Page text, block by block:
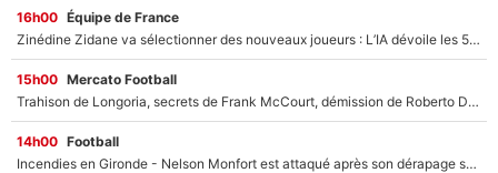
16h00 Équipe de France
Zinédine Zidane va sélectionner des nouveaux joueurs : L’IA dévoile les 5 cracks qui pourraient rapidement le rejoindre en équipe de France !
15h00 Mercato Football
Trahison de Longoria, secrets de Frank McCourt, démission de Roberto De Zerbi : Medhi Benatia se lâche sur son départ de l'OM et fait d'importantes révélations
14h00 Football
Incendies en Gironde - Nelson Monfort est attaqué après son dérapage sur CNews : «Et lui, il prend combien pour parler dans un studio climatisé?»